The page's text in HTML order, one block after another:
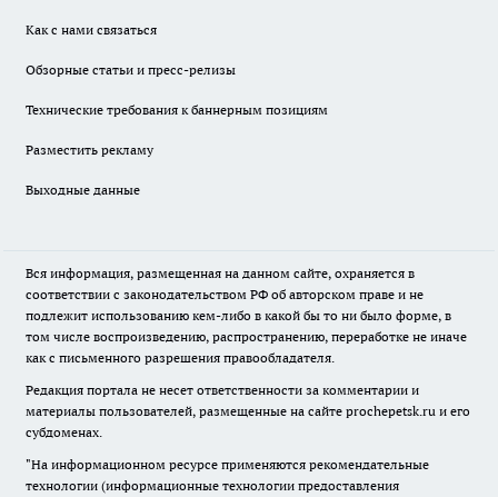
Как с нами связаться
Обзорные статьи и пресс-релизы
Технические требования к баннерным позициям
Разместить рекламу
Выходные данные
Вся информация, размещенная на данном сайте, охраняется в
соответствии с законодательством РФ об авторском праве и не
подлежит использованию кем-либо в какой бы то ни было форме, в
том числе воспроизведению, распространению, переработке не иначе
как с письменного разрешения правообладателя.
Редакция портала не несет ответственности за комментарии и
материалы пользователей, размещенные на сайте prochepetsk.ru и его
субдоменах.
"На информационном ресурсе применяются рекомендательные
технологии (информационные технологии предоставления